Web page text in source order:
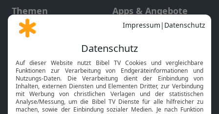
Themen
Gott und Bibel erklärt
Neuigkeiten
Apps & Angebote
Mobile App
Smart TV
HbbTV
Bibelthek Online-Bibel
Nächster Gottesdienst